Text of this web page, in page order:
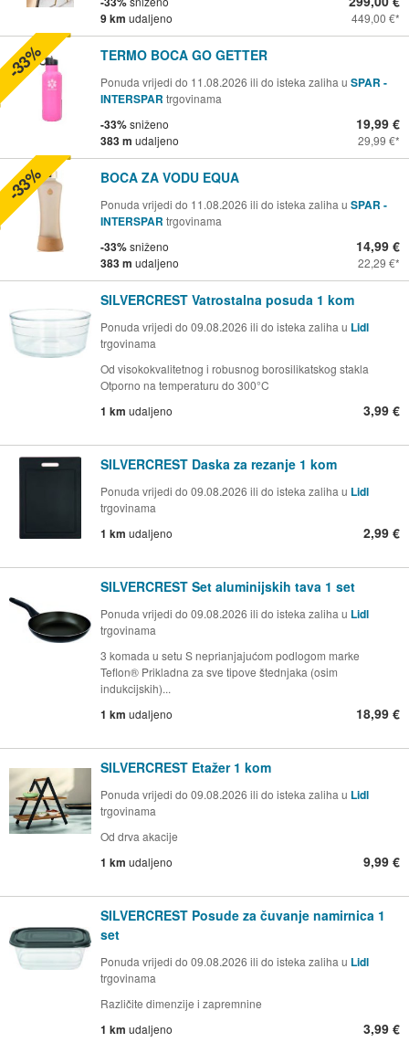
9 km udaljeno 449,00 €
TERMO BOCA GO GETTER
Ponuda vrijedi do 11.08.2026 ili do isteka zaliha u SPAR -
INTERSPAR trgovinama
-33%sniženo
383 m udaljeno
19,99 €
29,99 €
-33%
BOCA ZA VODU EQUA
Ponuda vrijedi do 11.08.2026 ili do isteka zaliha u SPAR -
INTERSPAR trgovinama
-33%sniženo
383 m udaljeno
14,99 €
22,29 €
-33%
SILVERCREST Vatrostalna posuda 1 kom
Ponuda vrijedi do 09.08.2026 ili do isteka zaliha u Lidl
trgovinama
Od visokokvalitetnog i robusnog borosilikatskog stakla
Otporno na temperaturu do 300°C
1 km udaljeno 3,99 €
SILVERCREST Daska za rezanje 1 kom
Ponuda vrijedi do 09.08.2026 ili do isteka zaliha u Lidl
trgovinama
1 km udaljeno 2,99 €
SILVERCREST Set aluminijskih tava 1 set
Ponuda vrijedi do 09.08.2026 ili do isteka zaliha u Lidl
trgovinama
3 komada u setu S neprianjajućom podlogom marke
Teflon® Prikladna za sve tipove štednjaka (osim
indukcijskih)...
1 km udaljeno 18,99 €
SILVERCREST Etažer 1 kom
Ponuda vrijedi do 09.08.2026 ili do isteka zaliha u Lidl
trgovinama
Od drva akacije
1 km udaljeno 9,99 €
SILVERCREST Posude za čuvanje namirnica 1
set
Ponuda vrijedi do 09.08.2026 ili do isteka zaliha u Lidl
trgovinama
Različite dimenzije i zapremnine
1 km udaljeno 3,99 €